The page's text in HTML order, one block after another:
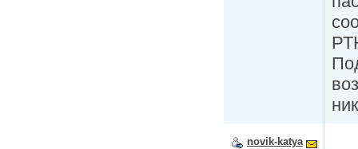
novik-katya